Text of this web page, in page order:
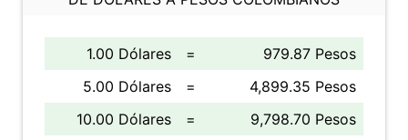
1.00 Dólares =
979.87 Pesos
5.00 Dólares
=
4,899.35 Pesos
10.00 Dólares
=
9,798.70 Pesos